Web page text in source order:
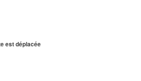
est déplacée